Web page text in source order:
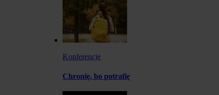
Konferencje
Chronię, bo potrafię